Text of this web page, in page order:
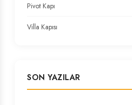
Pivot Kapı
Villa Kapısı
SON YAZILAR